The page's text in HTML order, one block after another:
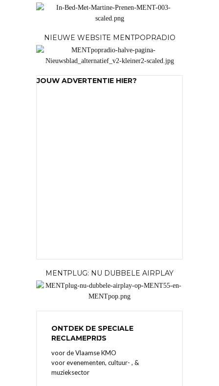
NIEUWE WEBSITE MENTPOPRADIO
JOUW ADVERTENTIE HIER?
MENTPLUG: NU DUBBELE AIRPLAY
ONTDEK DE SPECIALE
RECLAMEPRIJS
voor de Vlaamse KMO
voor evenementen, cultuur- , &
muzieksector